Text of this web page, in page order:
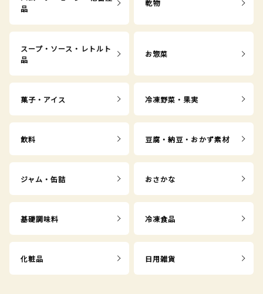
品
乾物
スープ・ソース・レトルト
品
お惣菜
菓子・アイス 冷凍野菜・果実
飲料 豆腐・納豆・おかず素材
ジャム・缶詰 おさかな
基礎調味料 冷凍食品
化粧品 日用雑貨